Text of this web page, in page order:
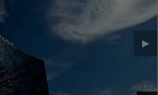
▶︎